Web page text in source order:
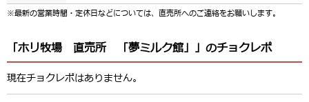
※最新の営業時間・定休日などについては、直売所へのご連絡をお願いします。
「ホリ牧場 直売所 「夢ミルク館」」のチョクレポ
現在チョクレポはありません。